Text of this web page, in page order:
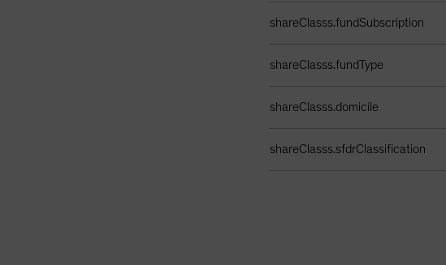
shareClasss.fundSubscription
shareClasss.fundType
shareClasss.domicile
shareClasss.sfdrClassification